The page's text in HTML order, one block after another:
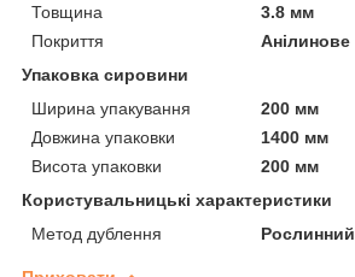
Товщина
3.8 мм
Покриття
Анілинове
Упаковка сировини
Ширина упакування
200 мм
Довжина упаковки
1400 мм
Висота упаковки
200 мм
Користувальницькі характеристики
Метод дублення
Рослинний